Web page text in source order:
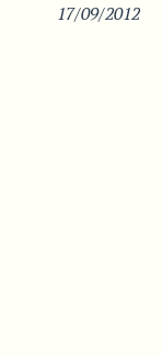
17/09/2012